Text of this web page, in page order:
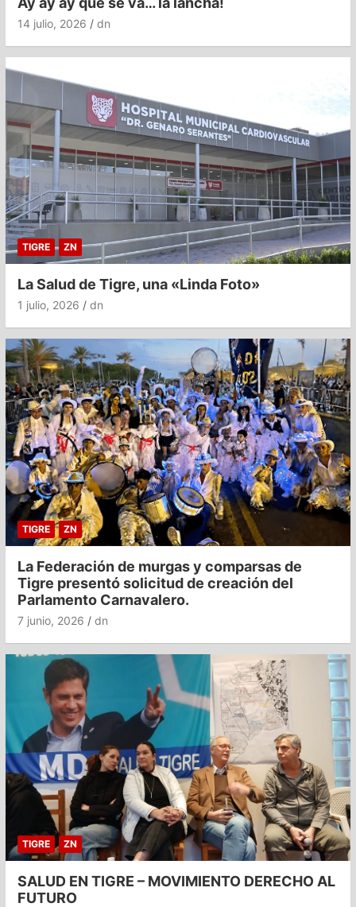
14 julio, 2026 dn
TIGRE ZN
La Salud de Tigre, una «Linda Foto»
1 julio, 2026 dn
TIGRE ZN
La Federación de murgas y comparsas de
Tigre presentó solicitud de creación del
Parlamento Carnavalero.
7 junio, 2026 dn
TIGRE ZN
SALUD EN TIGRE – MOVIMIENTO DERECHO AL
FUTURO